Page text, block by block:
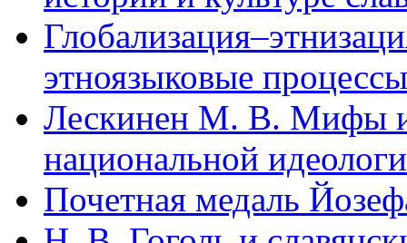
этноязыковые
Лескинен М. В. Мифы и
национальной
Почетная медаль